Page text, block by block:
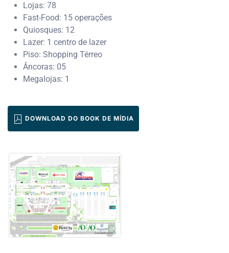
Lojas: 78
Fast-Food: 15 operações
Quiosques: 12
Lazer: 1 centro de lazer
Piso: Shopping Térreo
Âncoras: 05
Megalojas: 1
DOWNLOAD DO BOOK DE MÍDIA